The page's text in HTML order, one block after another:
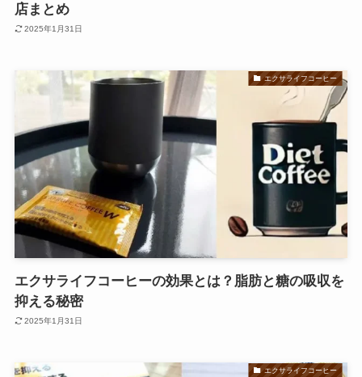
店まとめ
2025年1月31日
エクサライフコーヒー
エクサライフコーヒーの効果とは？脂肪と糖の吸収を
抑える秘密
2025年1月31日
エクサライフコーヒー